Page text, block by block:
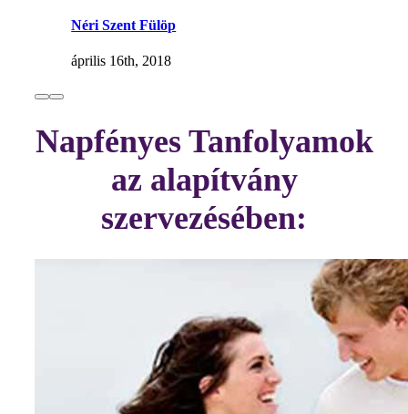
Néri Szent Fülöp
április 16th, 2018
Napfényes Tanfolyamok
az alapítvány
szervezésében: